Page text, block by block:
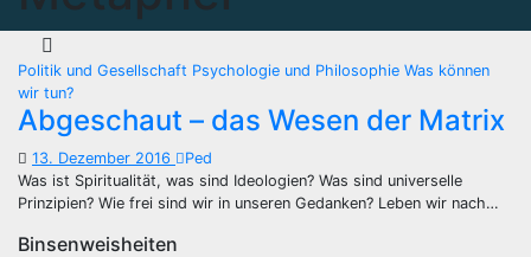
Politik und Gesellschaft Psychologie und Philosophie Was können
wir tun?
Abgeschaut – das Wesen der Matrix
13. Dezember 2016
Ped
Was ist Spiritualität, was sind Ideologien? Was sind universelle
Prinzipien? Wie frei sind wir in unseren Gedanken? Leben wir nach…
Binsenweisheiten